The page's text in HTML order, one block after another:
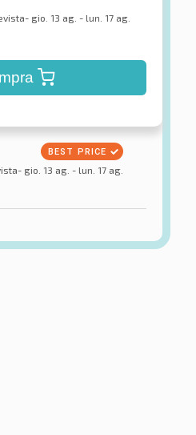
gio. 13 ag. - lun. 17 ag.
gio. 13 ag. - lun. 17 ag.